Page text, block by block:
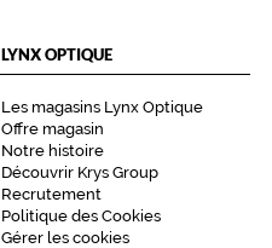
LYNX OPTIQUE
Les magasins Lynx Optique
Offre magasin
Notre histoire
Découvrir Krys Group
Recrutement
Politique des Cookies
Gérer les cookies